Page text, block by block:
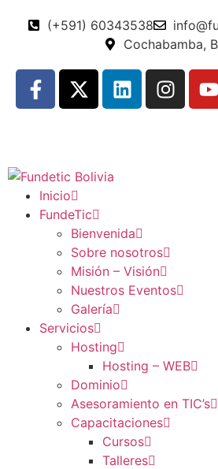
(+591) 60343538
Cochabamba,
Inicio
FundeTic
Bienvenida
Sobre nosotros
Misión – Visión
Nuestros Eventos
Galería
Servicios
Hosting
Hosting – WEB
Dominio
Asesoramiento en TIC’s
Capacitaciones
Cursos
Talleres